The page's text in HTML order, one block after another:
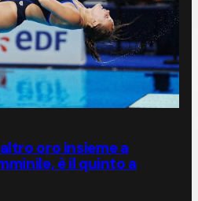
oro insieme a
è il quinto a